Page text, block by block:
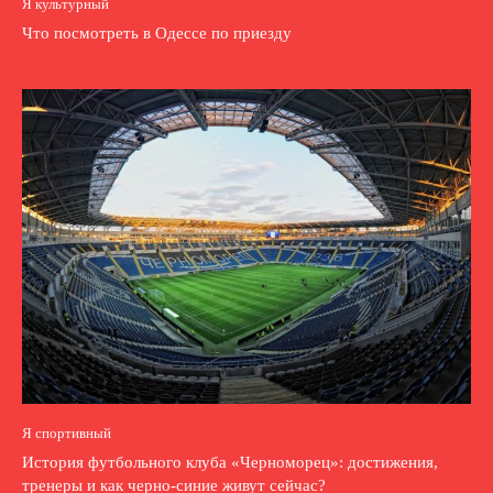
Я культурный
Что посмотреть в Одессе по приезду
Я спортивный
История футбольного клуба «Черноморец»: достижения,
тренеры и как черно-синие живут сейчас?